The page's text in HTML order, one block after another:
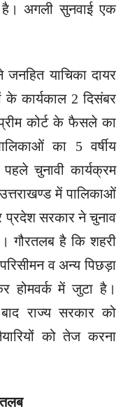
है। अगली सुनवाई एक
याचिका दायर
कार्यकाल 2 दिसंबर
कोर्ट के फैसले का
का 5 वर्षीय
चुनावी कार्यक्रम
में पालिकाओं
प्रदेश सरकार ने चुनाव
गौरतलब है कि शहरी
व अन्य पिछड़ा
होमवर्क में जुटा है।
राज्य सरकार को
को तेज करना